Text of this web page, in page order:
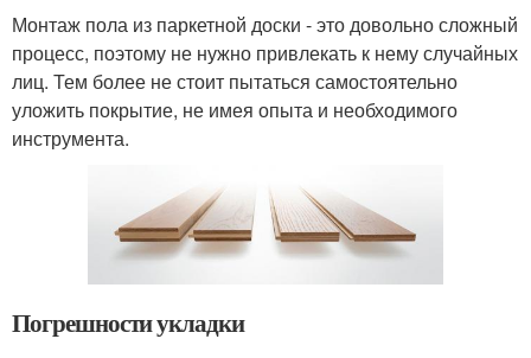
Монтаж пола из паркетной доски - это довольно сложный
процесс, поэтому не нужно привлекать к нему случайных
лиц. Тем более не стоит пытаться самостоятельно
уложить покрытие, не имея опыта и необходимого
инструмента.
Погрешности укладки